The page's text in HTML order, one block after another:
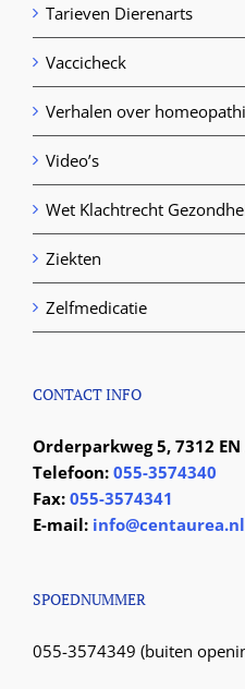
Tarieven Dierenarts
Vaccicheck
Verhalen over
Video’s
Wet Klachtrecht
Ziekten
Zelfmedicatie
CONTACT INFO
Orderparkweg 5, 7312 EN
Telefoon: 055-3574340
Fax: 055-3574341
E-mail: info@centaurea.nl
SPOEDNUMMER
055-3574349 (buiten